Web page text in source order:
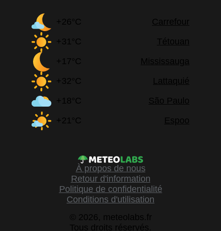
+26°C
Carrefour
+31°C
Tétouan
+17°C
Mississauga
+32°C
Lattaquié
+18°C
São Paulo
+21°C
Espoo
À propos de nous
Retour d'information
Politique de confidentialité
Conditions d'utilisation
© 2026, meteolabs.fr
Tous droits réservés.